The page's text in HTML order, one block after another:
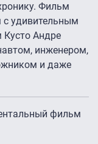
Фильм
с удивительным
Андре
инженером,
и даже
фильм